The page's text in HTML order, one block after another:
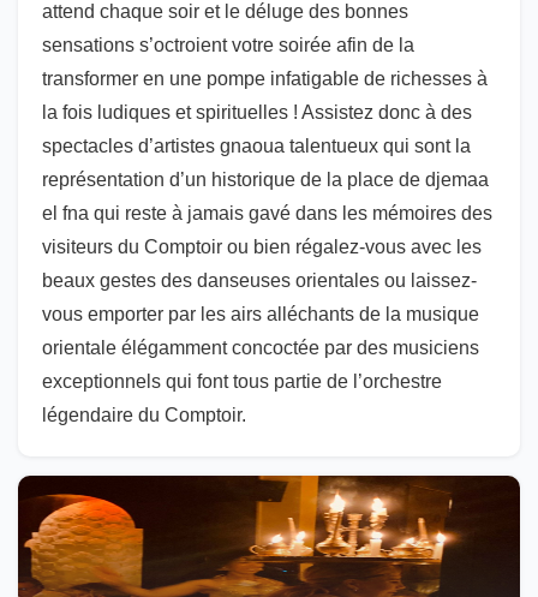
attend chaque soir et le déluge des bonnes
sensations s’octroient votre soirée afin de la
transformer en une pompe infatigable de richesses à
la fois ludiques et spirituelles ! Assistez donc à des
spectacles d’artistes gnaoua talentueux qui sont la
représentation d’un historique de la place de djemaa
el fna qui reste à jamais gavé dans les mémoires des
visiteurs du Comptoir ou bien régalez-vous avec les
beaux gestes des danseuses orientales ou laissez-
vous emporter par les airs alléchants de la musique
orientale élégamment concoctée par des musiciens
exceptionnels qui font tous partie de l’orchestre
légendaire du Comptoir.